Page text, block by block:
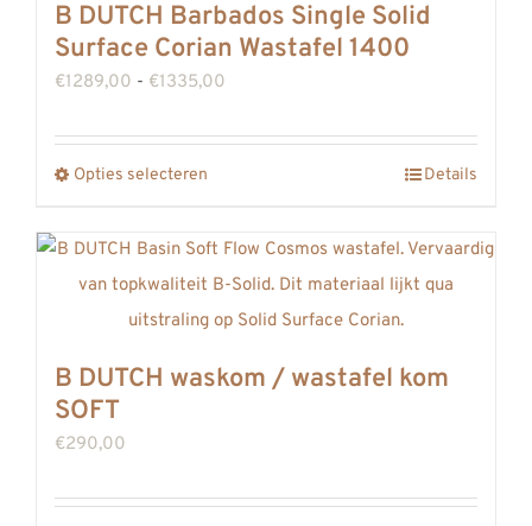
B DUTCH Barbados Single Solid
Surface Corian Wastafel 1400
€1289,00 - €1335,00
Opties selecteren
heeft
meerdere
variaties.
optie
worden
Details
B DUTCH waskom / wastafel kom
SOFT
€290,00